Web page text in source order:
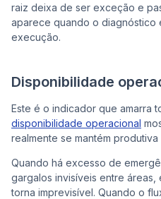
raiz deixa de ser exceção e
aparece quando o diagnóstico
execução.
Disponibilidade
Este é o indicador que amarra
disponibilidade operacional
realmente se mantém
Quando há excesso de
gargalos invisíveis entre
torna imprevisível. Quando o